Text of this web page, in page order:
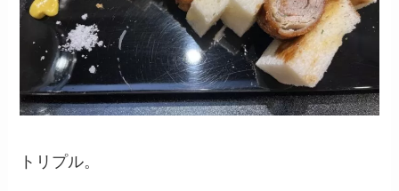
トリプル。